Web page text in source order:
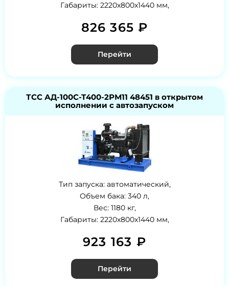
Габариты: 2220x800x1440 мм,
826 365 ₽
Перейти
ТСС АД-100С-Т400-2РМ11 48451 в открытом
исполнении с автозапуском
Тип запуска: автоматический,
Объем бака: 340 л,
Вес: 1180 кг,
Габариты: 2220x800x1440 мм,
923 163 ₽
Перейти